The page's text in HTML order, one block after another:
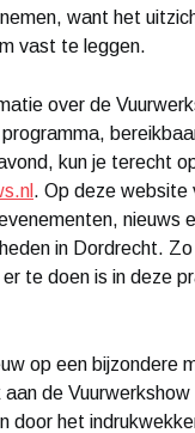
want het
vast te leggen.
over de
kun je terecht
. Op deze website
nieuws
in Dordrecht.
te doen is in deze
op een bijzondere
de
door het